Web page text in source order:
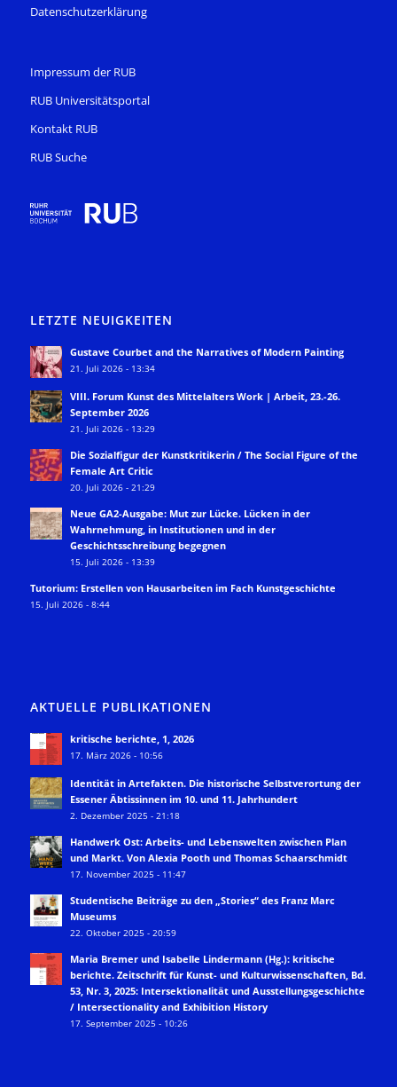
Datenschutzerklärung
Impressum der RUB
RUB Universitätsportal
Kontakt RUB
RUB Suche
LETZTE NEUIGKEITEN
Gustave Courbet and the Narratives of Modern Painting
21. Juli 2026 - 13:34
VIII. Forum Kunst des Mittelalters Work | Arbeit, 23.-26.
September 2026
21. Juli 2026 - 13:29
Die Sozialfigur der Kunstkritikerin / The Social Figure of the
Female Art Critic
20. Juli 2026 - 21:29
Neue GA2-Ausgabe: Mut zur Lücke. Lücken in der
Wahrnehmung, in Institutionen und in der
Geschichtsschreibung begegnen
15. Juli 2026 - 13:39
Tutorium: Erstellen von Hausarbeiten im Fach Kunstgeschichte
15. Juli 2026 - 8:44
AKTUELLE PUBLIKATIONEN
kritische berichte, 1, 2026
17. März 2026 - 10:56
Identität in Artefakten. Die historische Selbstverortung der
Essener Äbtissinnen im 10. und 11. Jahrhundert
2. Dezember 2025 - 21:18
Handwerk Ost: Arbeits- und Lebenswelten zwischen Plan
und Markt. Von Alexia Pooth und Thomas Schaarschmidt
17. November 2025 - 11:47
Studentische Beiträge zu den „Stories“ des Franz Marc
Museums
22. Oktober 2025 - 20:59
Maria Bremer und Isabelle Lindermann (Hg.): kritische
berichte. Zeitschrift für Kunst- und Kulturwissenschaften, Bd.
53, Nr. 3, 2025: Intersektionalität und Ausstellungsgeschichte
/ Intersectionality and Exhibition History
17. September 2025 - 10:26